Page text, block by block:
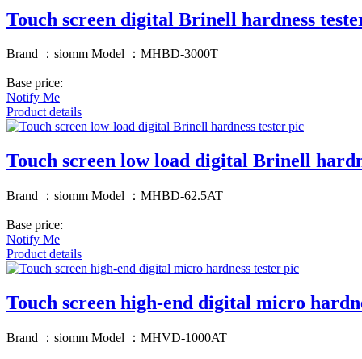
Touch screen digital Brinell hardness
Brand ：siomm Model ：MHBD-3000T
Base price:
Notify Me
Product details
Touch screen low load digital Brinell
Brand ：siomm Model ：MHBD-62.5AT
Base price:
Notify Me
Product details
Touch screen high-end digital micro
Brand ：siomm Model ：MHVD-1000AT